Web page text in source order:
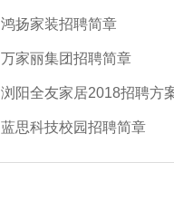
鸿扬家装招聘简章
万家丽集团招聘简章
浏阳全友家居2018招聘方
蓝思科技校园招聘简章